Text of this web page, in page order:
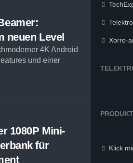
neuen Level
4K Android
und einer
1080P Mini-
für
Telektro
Xorro-
Klick